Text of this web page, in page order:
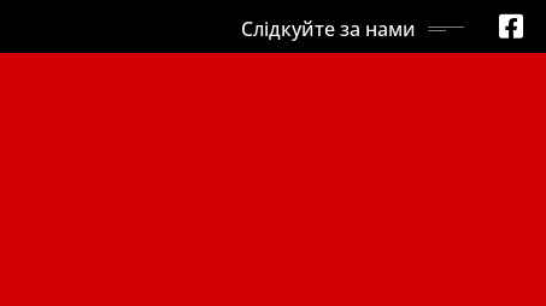
Слідкуйте за нами